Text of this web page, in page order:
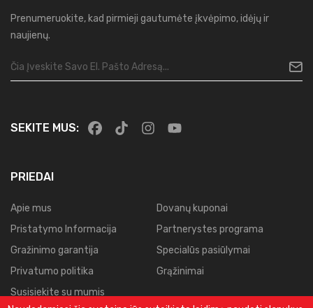
Prenumeruokite, kad pirmieji gautumėte įkvėpimo, idėjų ir
naujienų.
SEKITE MUS:
PRIEDAI
Apie mus
Pristatymo Informacija
Gražinimo garantija
Privatumo politika
Susisiekite su mumis
Dovanų kuponai
Partnerystes programa
Specialūs pasiūlymai
Grąžinimai